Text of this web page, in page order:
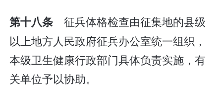
第十八条 征兵体格检查由征集地的县级
以上地方人民政府征兵办公室统一组织，
本级卫生健康行政部门具体负责实施，有
关单位予以协助。